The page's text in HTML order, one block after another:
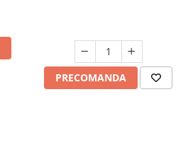
PRECOMANDA